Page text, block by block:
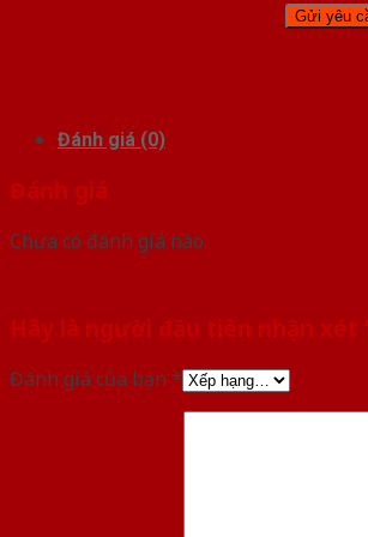
Đánh giá (0)
Đánh giá
Chưa có đánh giá nào.
Hãy là người đầu tiên nhận xét
Đánh giá của bạn *